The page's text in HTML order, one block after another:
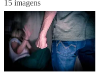
15 imagens